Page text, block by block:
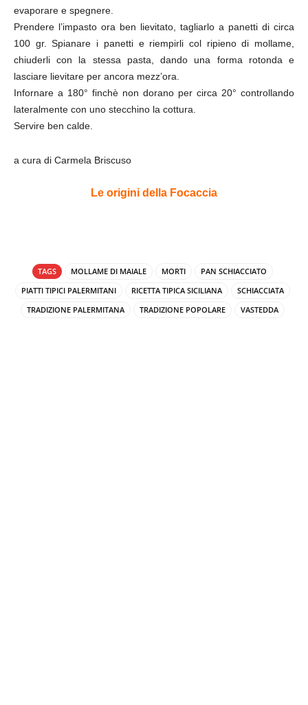
evaporare e spegnere.
Prendere l’impasto ora ben lievitato, tagliarlo a panetti di circa
100 gr. Spianare i panetti e riempirli col ripieno di mollame,
chiuderli con la stessa pasta, dando una forma rotonda e
lasciare lievitare per ancora mezz’ora.
Infornare a 180° finchè non dorano per circa 20° controllando
lateralmente con uno stecchino la cottura.
Servire ben calde.
a cura di Carmela Briscuso
Le origini della Focaccia
TAGS MOLLAME DI MAIALE MORTI
PAN SCHIACCIATO
PIATTI TIPICI PALERMITANI
RICETTA TIPICA SICILIANA
SCHIACCIATA
TRADIZIONE PALERMITANA
TRADIZIONE POPOLARE VASTEDDA